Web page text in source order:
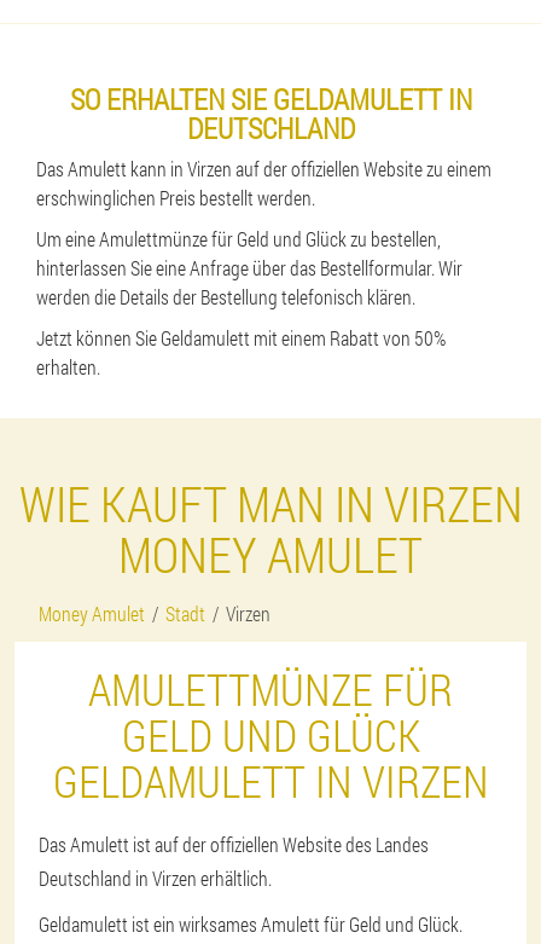
SO ERHALTEN SIE GELDAMULETT IN
DEUTSCHLAND
Das Amulett kann in Virzen auf der offiziellen Website zu einem
erschwinglichen Preis bestellt werden.
Um eine Amulettmünze für Geld und Glück zu bestellen,
hinterlassen Sie eine Anfrage über das Bestellformular. Wir
werden die Details der Bestellung telefonisch klären.
Jetzt können Sie Geldamulett mit einem Rabatt von 50%
erhalten.
WIE KAUFT MAN IN VIRZEN
MONEY AMULET
Money Amulet Stadt Virzen
AMULETTMÜNZE FÜR
GELD UND GLÜCK
GELDAMULETT IN VIRZEN
Das Amulett ist auf der offiziellen Website des Landes
Deutschland in Virzen erhältlich.
Geldamulett ist ein wirksames Amulett für Geld und Glück.